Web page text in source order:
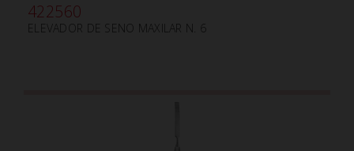
422560
ELEVADOR DE SENO MAXILAR N. 6